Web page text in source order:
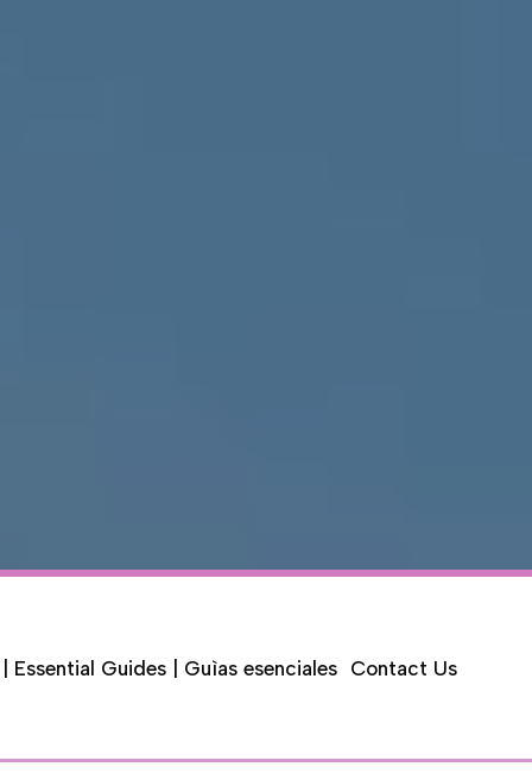
Essential Guides | Guìas esenciales Contact Us